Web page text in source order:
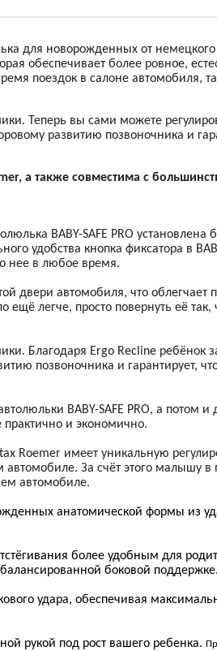
для новорожденных от
обеспечивает более ровное,
поездок в салоне автомобиля,
Теперь вы сами можете
развитию позвоночника и
а также совместима с
BABY-SAFE PRO установлена
удобства кнопка фиксатора в
нее в любое время.
двери автомобиля, что облегчает
ещё легче, просто повернуть её так,
Благодаря Ergo Recline ребёнок
позвоночника и гарантирует,
BABY-SAFE PRO, а потом и
практично и экономично.
Roemer имеет уникальную
За счёт этого малышу в
автомобиле.
анатомической формы из
более удобным для
боковой поддержке.
удара, обеспечивая
рукой под рост вашего ребенка.